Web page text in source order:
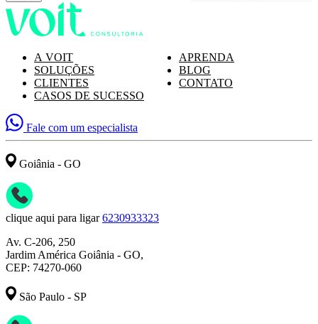
A VOIT
SOLUÇÕES
CLIENTES
CASOS DE SUCESSO
APRENDA
BLOG
CONTATO
Fale com um especialista
Goiânia - GO
clique aqui para ligar 6230933323
Av. C-206, 250
Jardim América Goiânia - GO,
CEP: 74270-060
São Paulo - SP